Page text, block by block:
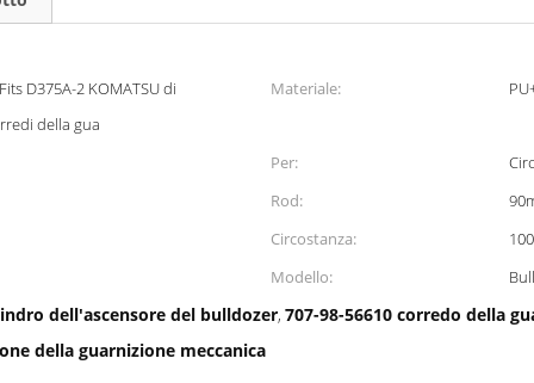
D375A-2 KOMATSU di
della gua
Materiale:
Per:
Rod:
Circostanza:
Modello:
dell'ascensore del bulldozer, 707-98-56610 corredo della
della guarnizione meccanica